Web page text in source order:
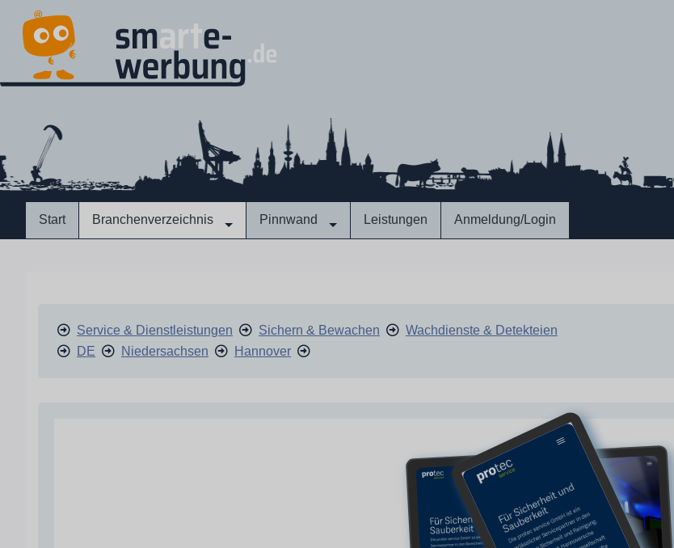
Start Branchenverzeichnis Pinnwand Leistungen Anmeldung/Login
Service & Dienstleistungen Sichern & Bewachen
Wachdienste & Detekteien
DE
Niedersachsen Hannover